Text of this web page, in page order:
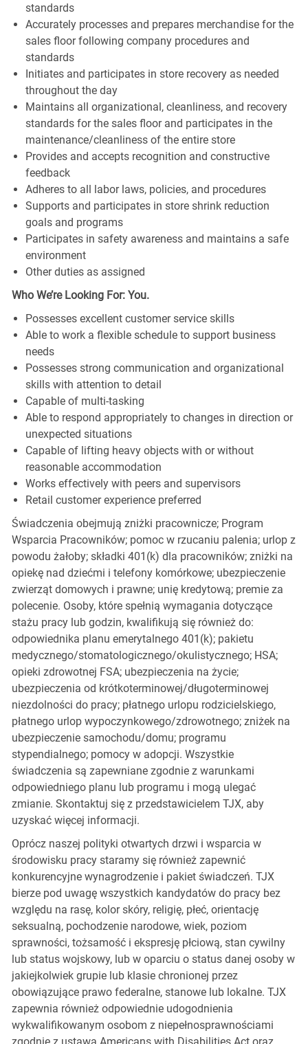
standards
Accurately processes and prepares merchandise for the
sales floor following company procedures and
standards
Initiates and participates in store recovery as needed
throughout the day
Maintains all organizational, cleanliness, and recovery
standards for the sales floor and participates in the
maintenance/cleanliness of the entire store
Provides and accepts recognition and constructive
feedback
Adheres to all labor laws, policies, and procedures
Supports and participates in store shrink reduction
goals and programs
Participates in safety awareness and maintains a safe
environment
Other duties as assigned
Who We’re Looking For: You.
Possesses excellent customer service skills
Able to work a flexible schedule to support business
needs
Possesses strong communication and organizational
skills with attention to detail
Capable of multi-tasking
Able to respond appropriately to changes in direction or
unexpected situations
Capable of lifting heavy objects with or without
reasonable accommodation
Works effectively with peers and supervisors
Retail customer experience preferred
Świadczenia obejmują zniżki pracownicze; Program
Wsparcia Pracowników; pomoc w rzucaniu palenia; urlop z
powodu żałoby; składki 401(k) dla pracowników; zniżki na
opiekę nad dziećmi i telefony komórkowe; ubezpieczenie
zwierząt domowych i prawne; unię kredytową; premie za
polecenie. Osoby, które spełnią wymagania dotyczące
stażu pracy lub godzin, kwalifikują się również do:
odpowiednika planu emerytalnego 401(k); pakietu
medycznego/stomatologicznego/okulistycznego; HSA;
opieki zdrowotnej FSA; ubezpieczenia na życie;
ubezpieczenia od krótkoterminowej/długoterminowej
niezdolności do pracy; płatnego urlopu rodzicielskiego,
płatnego urlop wypoczynkowego/zdrowotnego; zniżek na
ubezpieczenie samochodu/domu; programu
stypendialnego; pomocy w adopcji. Wszystkie
świadczenia są zapewniane zgodnie z warunkami
odpowiedniego planu lub programu i mogą ulegać
zmianie. Skontaktuj się z przedstawicielem TJX, aby
uzyskać więcej informacji.
Oprócz naszej polityki otwartych drzwi i wsparcia w
środowisku pracy staramy się również zapewnić
konkurencyjne wynagrodzenie i pakiet świadczeń. TJX
bierze pod uwagę wszystkich kandydatów do pracy bez
względu na rasę, kolor skóry, religię, płeć, orientację
seksualną, pochodzenie narodowe, wiek, poziom
sprawności, tożsamość i ekspresję płciową, stan cywilny
lub status wojskowy, lub w oparciu o status danej osoby w
jakiejkolwiek grupie lub klasie chronionej przez
obowiązujące prawo federalne, stanowe lub lokalne. TJX
zapewnia również odpowiednie udogodnienia
wykwalifikowanym osobom z niepełnosprawnościami
zgodnie z ustawą Americans with Disabilities Act oraz